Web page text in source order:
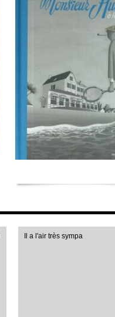
Il a l'air très sympa